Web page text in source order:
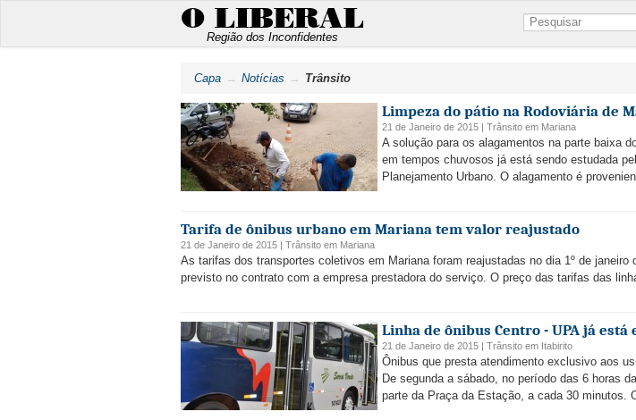
O LIBERAL
Região dos Inconfidentes
Capa Notícias Trânsito
Limpeza do pátio na Rodoviária de
21 de Janeiro de 2015 | Trânsito em Mariana
A solução para os alagamentos na parte baixa
em tempos chuvosos já está sendo estudada
Planejamento Urbano. O alagamento é
Tarifa de ônibus urbano em Mariana tem valor reajustado
21 de Janeiro de 2015 | Trânsito em Mariana
As tarifas dos transportes coletivos em Mariana foram reajustadas no dia 1º de janeiro
previsto no contrato com a empresa prestadora do serviço. O preço das tarifas das
Linha de ônibus Centro - UPA já
21 de Janeiro de 2015 | Trânsito em Itabirito
Ônibus que presta atendimento exclusivo aos
De segunda a sábado, no período das 6 horas
parte da Praça da Estação, a cada 30 minutos.